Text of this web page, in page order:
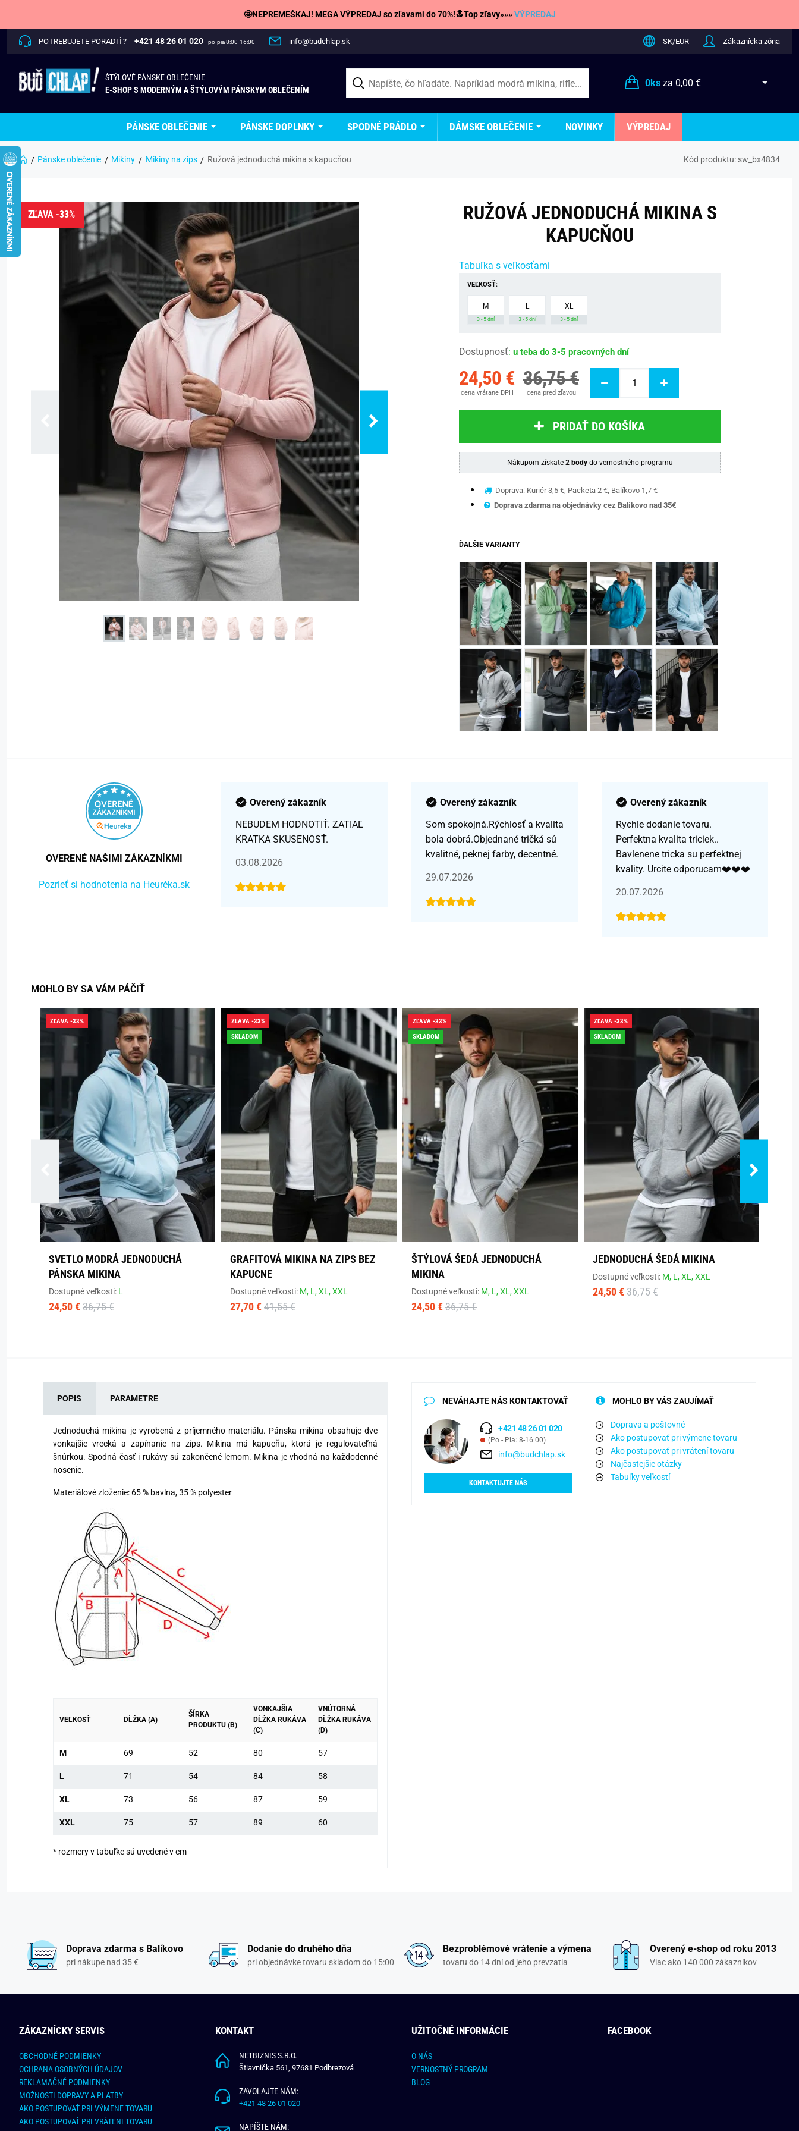
🤩NEPREMEŠKAJ! MEGA VÝPREDAJ so zľavami do 70%!🔝Top zľavy»»»VÝPREDAJ
POTREBUJETE PORADIŤ? +421 48 26 01 020 po-pia 8:00-16:00 info@budchlap.sk SK/EUR Zákaznícka zóna
ŠTÝLOVÉ PÁNSKE OBLEČENIE
E-SHOP S MODERNÝM A ŠTÝLOVÝM PÁNSKYM OBLEČENÍM
0ksza 0,00 €
PÁNSKE OBLEČENIE PÁNSKE DOPLNKY SPODNÉ PRÁDLO DÁMSKE OBLEČENIE NOVINKY VÝPREDAJ
Pánske oblečenie Mikiny Mikiny na zips Ružová jednoduchá mikina s kapucňou Kód produktu: sw_bx4834
ZĽAVA -33%
RUŽOVÁ JEDNODUCHÁ MIKINA S
KAPUCŇOU
Tabuľka s veľkosťami
VEĽKOSŤ:
M
3 - 5 dní
L
3 - 5 dní
XL
3 - 5 dní
Dostupnosť: u teba do 3-5 pracovných dní
24,50 €
cena vrátane DPH
36,75 €
cena pred zľavou
PRIDAŤ DO KOŠÍKA
Nákupom získate 2 bodydo vernostného programu
Doprava: Kuriér 3,5 €, Packeta 2 €, Balíkovo 1,7 €
Doprava zdarma na objednávky cez Balíkovo nad 35€
ĎALŠIE VARIANTY
OVERENÉ NAŠIMI ZÁKAZNÍKMI
Pozrieť si hodnotenia na Heuréka.sk
Overený zákazník
NEBUDEM HODNOTIŤ. ZATIAĽ
KRATKA SKUSENOSŤ.
03.08.2026
Overený zákazník
Som spokojná.Rýchlosť a kvalita
bola dobrá.Objednané tričká sú
kvalitné, peknej farby, decentné.
29.07.2026
Overený zákazník
Rychle dodanie tovaru.
Perfektna kvalita triciek..
Bavlenene tricka su perfektnej
kvality. Urcite odporucam❤️❤️❤️
20.07.2026
MOHLO BY SA VÁM PÁČIŤ
ZĽAVA -33%
SVETLO MODRÁ JEDNODUCHÁ
PÁNSKA MIKINA
Dostupné veľkosti: L
24,50 € 36,75 €
ZĽAVA -33%
SKLADOM
GRAFITOVÁ MIKINA NA ZIPS BEZ
KAPUCNE
Dostupné veľkosti: M, L,XL,XXL
27,70 € 41,55 €
ZĽAVA -33%
SKLADOM
ŠTÝLOVÁ ŠEDÁ JEDNODUCHÁ
MIKINA
Dostupné veľkosti: M, L,XL,XXL
24,50 € 36,75 €
ZĽAVA -33%
SKLADOM
JEDNODUCHÁ ŠEDÁ MIKINA
Dostupné veľkosti: M, L,XL,XXL
24,50 € 36,75 €
POPIS PARAMETRE
Jednoduchá mikina je vyrobená z príjemného materiálu. Pánska mikina obsahuje dve
vonkajšie vrecká a zapínanie na zips. Mikina má kapucňu, ktorá je regulovateľná
šnúrkou. Spodná časť i rukávy sú zakončené lemom. Mikina je vhodná na každodenné
nosenie.
Materiálové zloženie: 65 % bavlna, 35 % polyester
VEĽKOSŤ DĹŽKA (A)
ŠÍRKA
PRODUKTU (B)
VONKAJŠIA
DĹŽKA RUKÁVA
(C)
VNÚTORNÁ
DĹŽKA RUKÁVA
(D)
M 69 52 80 57
L 71 54 84 58
XL 73 56 87 59
XXL 75 57 89 60
* rozmery v tabuľke sú uvedené v cm
NEVÁHAJTE NÁS KONTAKTOVAŤ
+421 48 26 01 020
(Po - Pia: 8-16:00)
info@budchlap.sk
KONTAKTUJTE NÁS
MOHLO BY VÁS ZAUJÍMAŤ
Doprava a poštovné
Ako postupovať pri výmene tovaru
Ako postupovať pri vrátení tovaru
Najčastejšie otázky
Tabuľky veľkostí
Doprava zdarma s Balíkovo
pri nákupe nad 35 €
Dodanie do druhého dňa
pri objednávke tovaru skladom do 15:00
Bezproblémové vrátenie a výmena
tovaru do 14 dní od jeho prevzatia
Overený e-shop od roku 2013
Viac ako 140 000 zákazníkov
ZÁKAZNÍCKY SERVIS
OBCHODNÉ PODMIENKY
OCHRANA OSOBNÝCH ÚDAJOV
REKLAMAČNÉ PODMIENKY
MOŽNOSTI DOPRAVY A PLATBY
AKO POSTUPOVAŤ PRI VÝMENE TOVARU
AKO POSTUPOVAŤ PRI VRÁTENI TOVARU
KONTAKT
NETBIZNIS S.R.O.
Štiavnička 561, 97681 Podbrezová
ZAVOLAJTE NÁM:
+421 48 26 01 020
NAPÍŠTE NÁM:
UŽITOČNÉ INFORMÁCIE
O NÁS
VERNOSTNÝ PROGRAM
BLOG
FACEBOOK